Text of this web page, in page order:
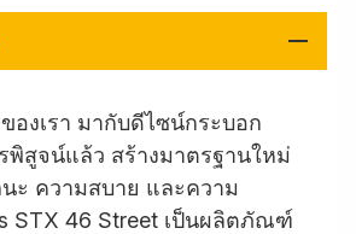
องเรา มากับดีไซน์กระบอก
พิสูจน์แล้ว สร้างมาตรฐานใหม่
ะ ความสบาย และความ
STX 46 Street เป็นผลิตภัณฑ์